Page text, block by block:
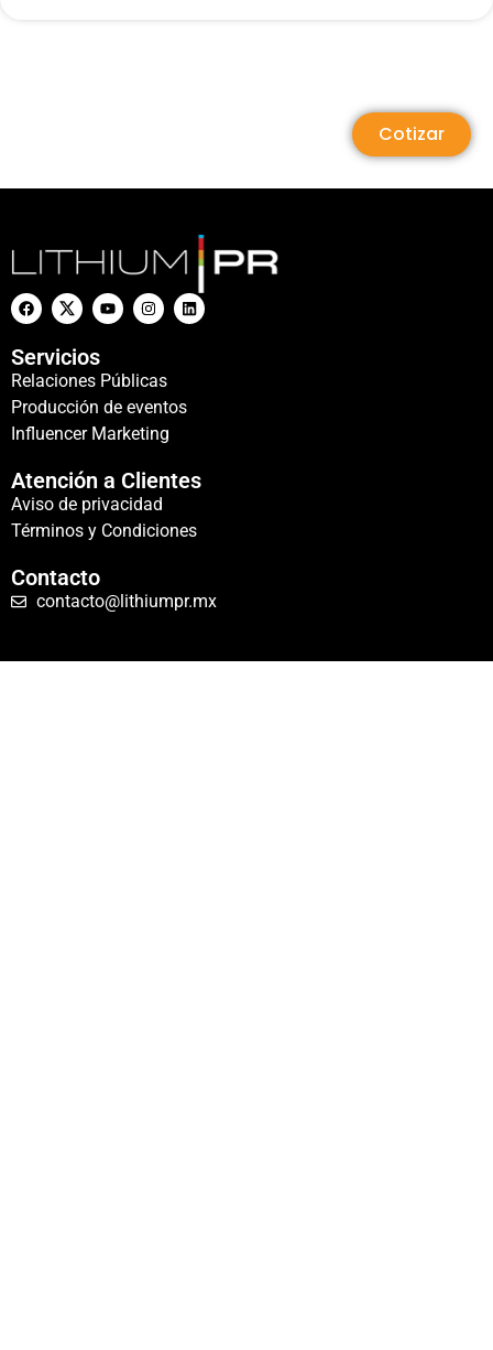
Cotizar
Servicios
Relaciones Públicas
Producción de eventos
Influencer Marketing
Atención a Clientes
Aviso de privacidad
Términos y Condiciones
Contacto
contacto@lithiumpr.mx